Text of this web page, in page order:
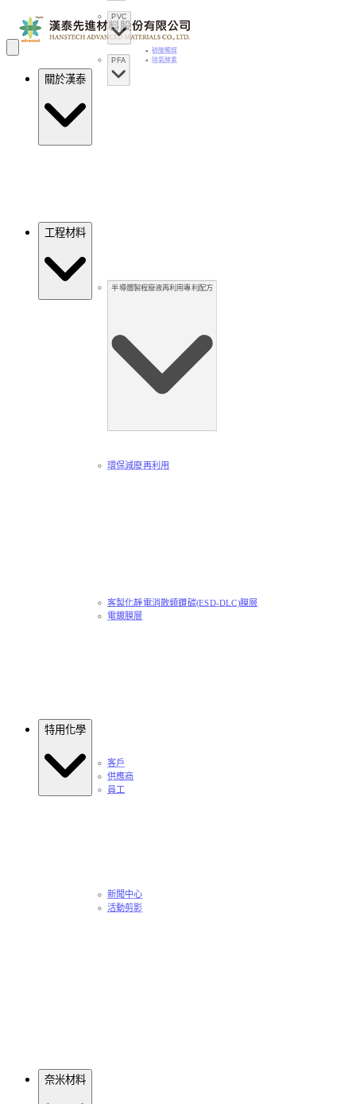
關於漢泰
工程材料
PVC
PFA
特用化學
半導體製程廢液再利用專利配方
硫酸觸媒
除氧酵素
環保減廢再利用
奈米材料
客製化靜電消散類鑽碳(ESD-DLC)膜層
電鍍膜層
客戶
供應商
員工
新聞中心
活動剪影